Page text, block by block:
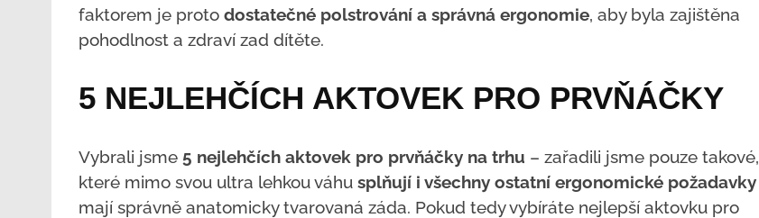
faktorem je proto dostatečné polstrování a správná ergonomie, aby byla zajištěna
pohodlnost a zdraví zad dítěte.
5 NEJLEHČÍCH AKTOVEK PRO PRVŇÁČKY
Vybrali jsme 5 nejlehčích aktovek pro prvňáčky na trhu – zařadili jsme pouze takové,
které mimo svou ultra lehkou váhu splňují i všechny ostatní ergonomické požadavky
mají správně anatomicky tvarovaná záda. Pokud tedy vybíráte nejlepší aktovku pro